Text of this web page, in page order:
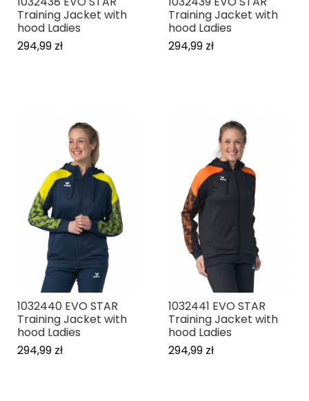
Training Jacket with
hood Ladies
294,99 zł
Training Jacket with
hood Ladies
294,99 zł
1032440 EVO STAR
Training Jacket with
hood Ladies
294,99 zł
1032441 EVO STAR
Training Jacket with
hood Ladies
294,99 zł